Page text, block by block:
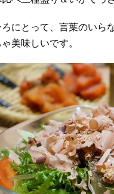
にとって、言葉のいら
美味しいです。